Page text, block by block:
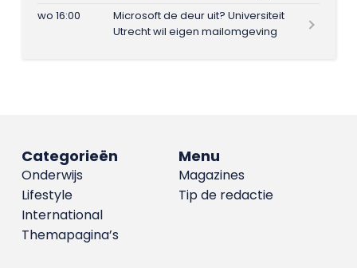
wo 16:00
Microsoft de deur uit? Universiteit
Utrecht wil eigen mailomgeving
Menu
Magazines
Tip de redactie
Categorieën
Onderwijs
Lifestyle
International
Themapagina’s